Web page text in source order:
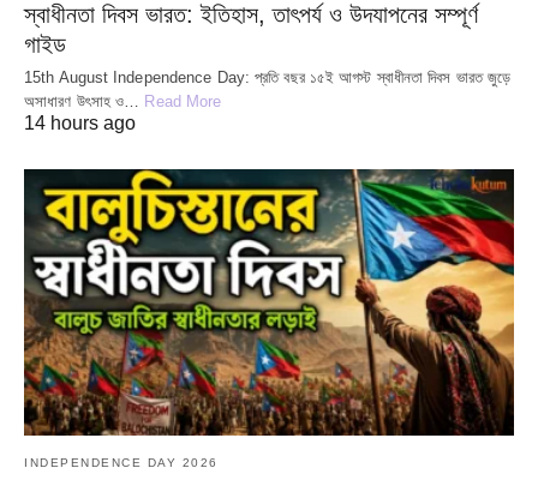
স্বাধীনতা দিবস ভারত: ইতিহাস, তাৎপর্য ও উদযাপনের সম্পূর্ণ
গাইড
15th August Independence Day: প্রতি বছর ১৫ই আগস্ট স্বাধীনতা দিবস ভারত জুড়ে
অসাধারণ উৎসাহ ও… Read More
14 hours ago
INDEPENDENCE DAY 2026